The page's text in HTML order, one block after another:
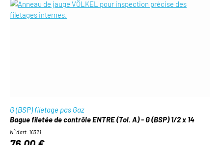
G (BSP) filetage pas Gaz
Bague filetée de contrôle ENTRE (Tol. A) - G (BSP) 1/2 x 14
N° d'art. 16321